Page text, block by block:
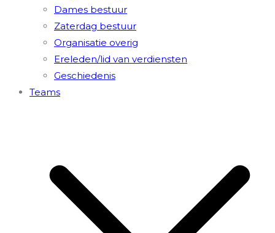
Dames bestuur
Zaterdag bestuur
Organisatie overig
Ereleden/lid van verdiensten
Geschiedenis
Teams